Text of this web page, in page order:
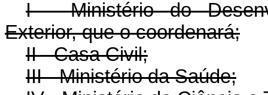
I - Ministério do
Exterior, que o coordenará;
II - Casa Civil;
III - Ministério da Saúde;